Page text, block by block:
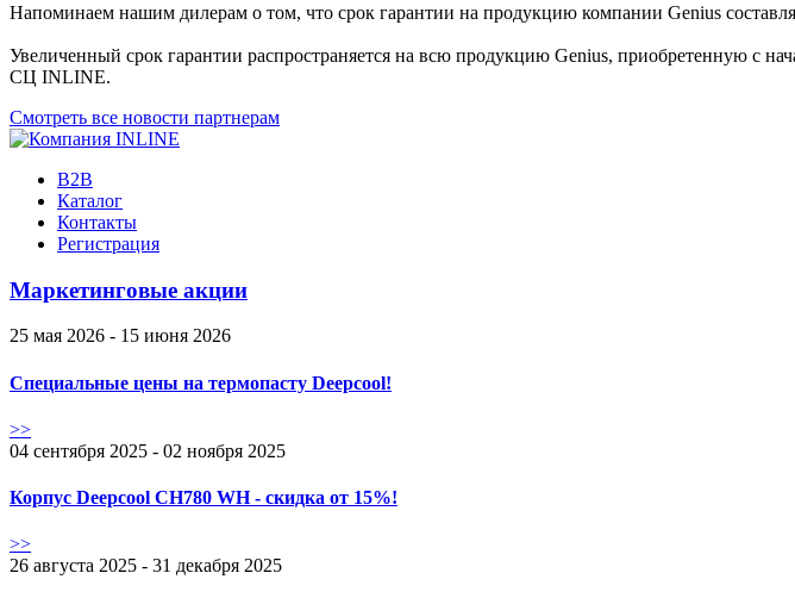
Напоминаем нашим дилерам о том, что срок гарантии на продукцию компании Genius
Увеличенный срок гарантии распространяется на всю продукцию Genius, приобретенную с
СЦ INLINE.
Смотреть все новости партнерам
B2B
Каталог
Контакты
Регистрация
Маркетинговые акции
25 мая 2026 - 15 июня 2026
Специальные цены на термопасту Deepcool!
>>
04 сентября 2025 - 02 ноября 2025
Корпус Deepcool CH780 WH - скидка от 15%!
>>
26 августа 2025 - 31 декабря 2025